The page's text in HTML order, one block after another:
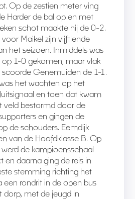
Op de zestien meter ving
Harder de bal op en met
schot maakte hij de 0-2.
voor Maikel zijn vijftiende
het seizoen. Inmiddels was
1-0 gekomen, maar vlak
Genemuiden de 1-1.
het wachten op het
en toen dat kwam
veld bestormd door de
en gingen de
de schouders. Eemdijk
van de Hoofdklasse B. Op
de kampioensschaal
en daarna ging de reis in
stemming richting het
een rondrit in de open bus
dorp, met de jeugd in